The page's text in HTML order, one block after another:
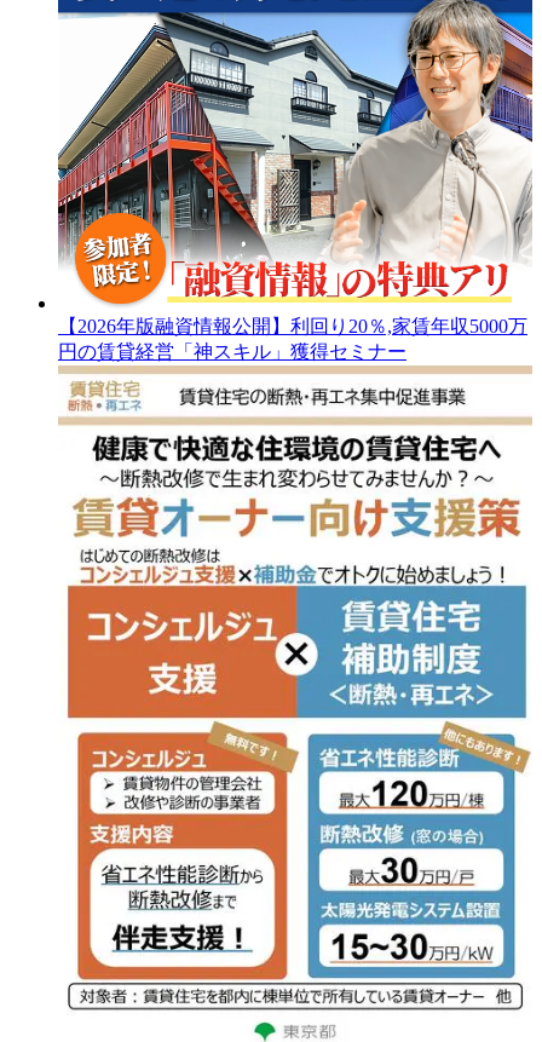
【2026年版融資情報公開】利回り20％,家賃年収5000万
円の賃貸経営「神スキル」獲得セミナー